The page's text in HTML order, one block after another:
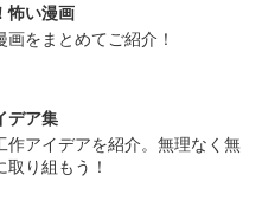
怖い漫画
をまとめてご紹介！
デア集
作アイデアを紹介。無理なく無
り組もう！